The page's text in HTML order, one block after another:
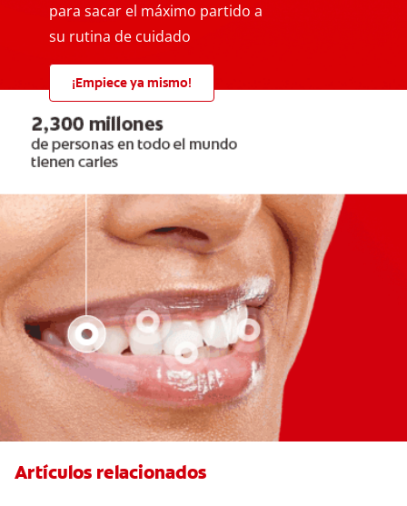
para sacar el máximo partido a
su rutina de cuidado
¡Empiece ya mismo!
Artículos relacionados